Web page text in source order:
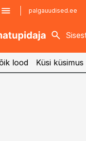
palgauudised.ee
lood Küsi küsimus